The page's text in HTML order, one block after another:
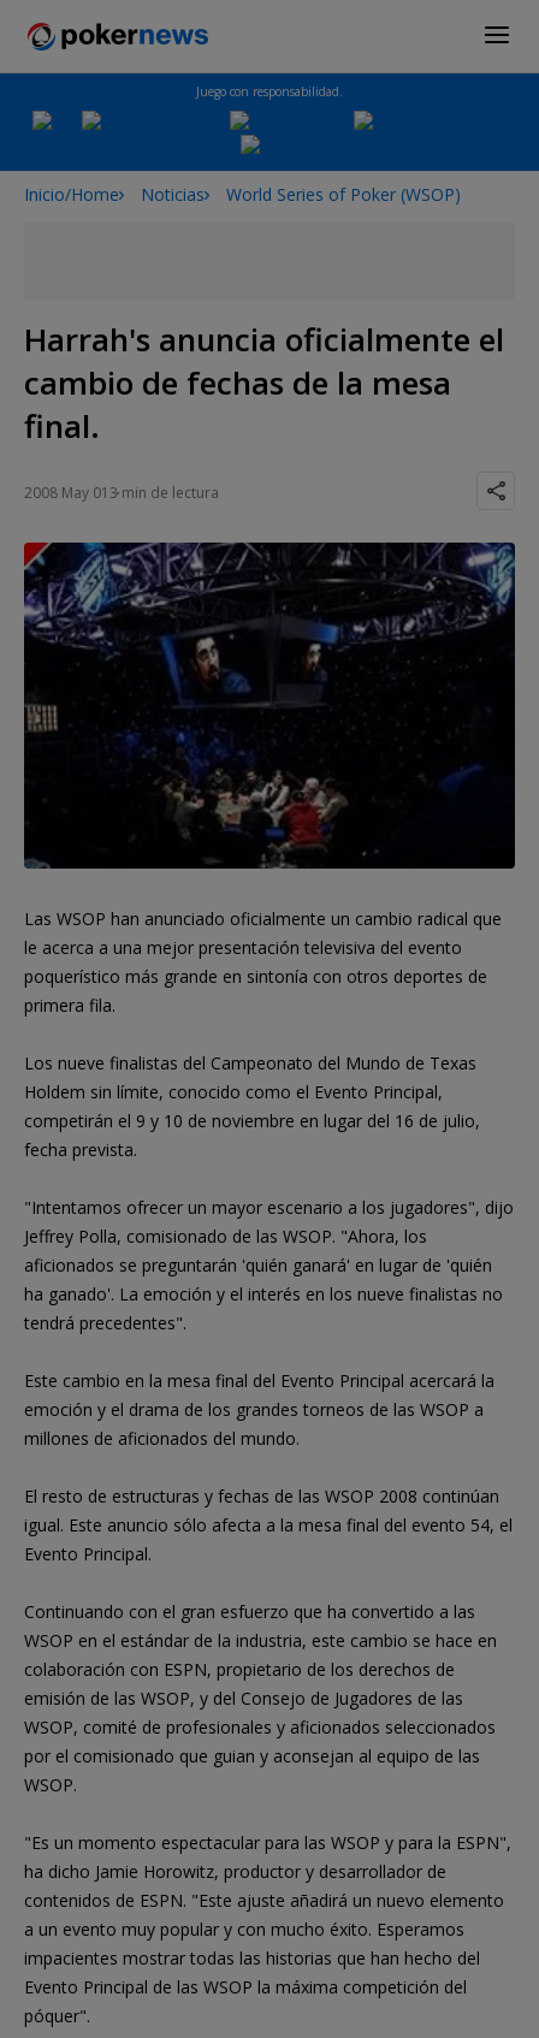
Juego con responsabilidad.
Inicio/Home Noticias World Series of Poker (WSOP)
Harrah's anuncia oficialmente el
cambio de fechas de la mesa
final.
2008 May 013 min de lectura
Las WSOP han anunciado oficialmente un cambio radical que
le acerca a una mejor presentación televisiva del evento
poquerístico más grande en sintonía con otros deportes de
primera fila.
Los nueve finalistas del Campeonato del Mundo de Texas
Holdem sin límite, conocido como el Evento Principal,
competirán el 9 y 10 de noviembre en lugar del 16 de julio,
fecha prevista.
"Intentamos ofrecer un mayor escenario a los jugadores", dijo
Jeffrey Polla, comisionado de las WSOP. "Ahora, los
aficionados se preguntarán 'quién ganará' en lugar de 'quién
ha ganado'. La emoción y el interés en los nueve finalistas no
tendrá precedentes".
Este cambio en la mesa final del Evento Principal acercará la
emoción y el drama de los grandes torneos de las WSOP a
millones de aficionados del mundo.
El resto de estructuras y fechas de las WSOP 2008 continúan
igual. Este anuncio sólo afecta a la mesa final del evento 54, el
Evento Principal.
Continuando con el gran esfuerzo que ha convertido a las
WSOP en el estándar de la industria, este cambio se hace en
colaboración con ESPN, propietario de los derechos de
emisión de las WSOP, y del Consejo de Jugadores de las
WSOP, comité de profesionales y aficionados seleccionados
por el comisionado que guian y aconsejan al equipo de las
WSOP.
"Es un momento espectacular para las WSOP y para la ESPN",
ha dicho Jamie Horowitz, productor y desarrollador de
contenidos de ESPN. "Este ajuste añadirá un nuevo elemento
a un evento muy popular y con mucho éxito. Esperamos
impacientes mostrar todas las historias que han hecho del
Evento Principal de las WSOP la máxima competición del
póquer".